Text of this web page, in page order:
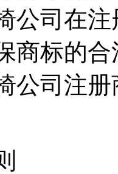
公司在
商标的
公司注